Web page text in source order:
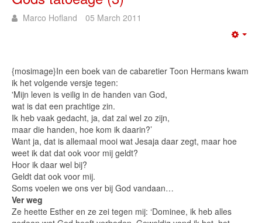
Marco Hofland 05 March 2011
{mosimage}In een boek van de cabaretier Toon Hermans kwam
ik het volgende versje tegen:
'Mijn leven is veilig in de handen van God,
wat is dat een prachtige zin.
Ik heb vaak gedacht, ja, dat zal wel zo zijn,
maar die handen, hoe kom ik daarin?’
Want ja, dat is allemaal mooi wat Jesaja daar zegt, maar hoe
weet ik dat dat ook voor mij geldt?
Hoor ik daar wel bij?
Geldt dat ook voor mij.
Soms voelen we ons ver bij God vandaan…
Ver weg
Ze heette Esther en ze zei tegen mij: ‘Dominee, ik heb alles